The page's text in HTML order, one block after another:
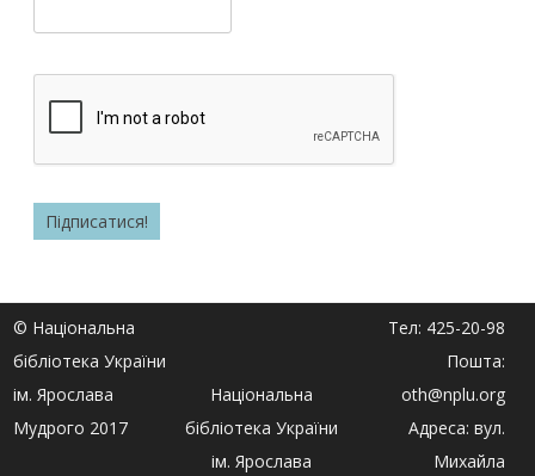
© Національна
бібліотека України
ім. Ярослава
Мудрого 2017
Національна
бібліотека України
ім. Ярослава
Тел: 425-20-98
Пошта:
oth@nplu.org
Адреса: вул.
Михайла